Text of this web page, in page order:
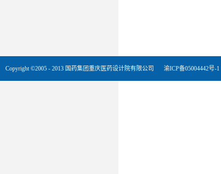
Copyright ©2005 - 2013 国药集团重庆医药设计院有限公司 渝ICP备05004442号-1